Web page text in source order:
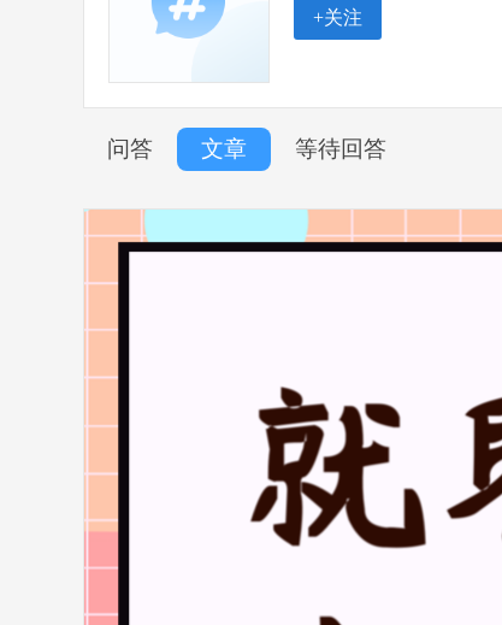
+关注
问答 文章 等待回答